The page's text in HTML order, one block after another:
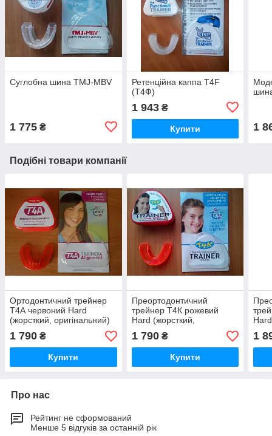
Суглобна шина TMJ-MBV
1 775 ₴
Ретенційна каппа Т4F
(Т4Ф)
1 943₴
Купити 1
Подібні товари компанії
Ортодонтичний трейнер
T4А червоний Hard
(жорсткий, оригінальний)
1 790 ₴
Купити
Преортодонтичний
трейнер Т4К рожевий
Hard (жорсткий,
оригінальний)
1 790₴
Купити
1
Про нас
Рейтинг не сформований
Менше 5 відгуків за останній рік